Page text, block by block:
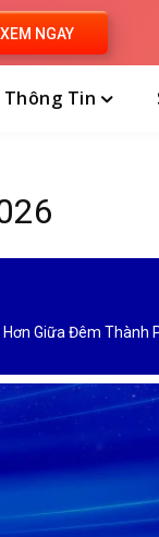
XEM NGAY
Thông Tin
Hứa Hẹn Sẽ Bùng Nổ Hơn Giữa